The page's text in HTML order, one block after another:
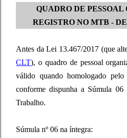
QUADRO DE
REGISTRO NO MTB -
Antes da Lei 13.467/2017 (que
CLT), o quadro de pessoal
válido quando homologado
conforme dispunha a Súmula
Trabalho.
Súmula nº 06 na íntegra: